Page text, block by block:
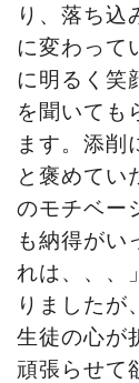
り、落ち込
に変わって
に明るく笑
を聞いても
ます。添削
と褒めてい
のモチベー
も納得がい
れは、、、
りましたが
生徒の心が
頑張らせて